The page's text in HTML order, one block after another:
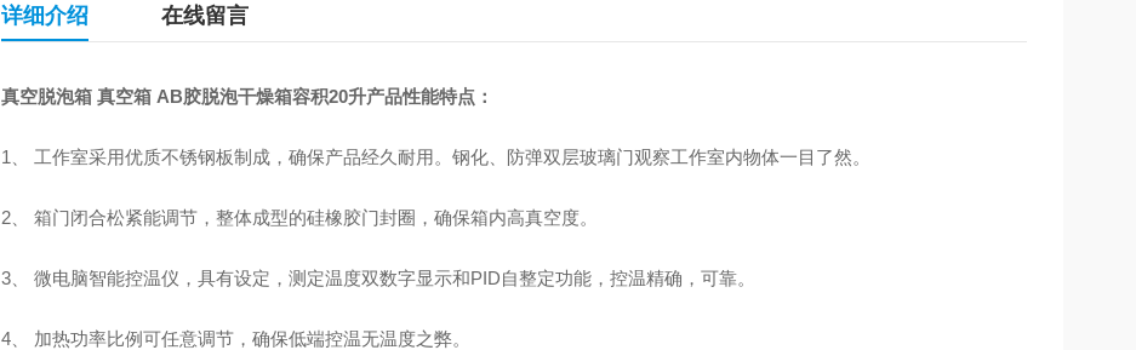
详细介绍 在线留言
真空脱泡箱 真空箱 AB胶脱泡干燥箱容积20升产品性能特点：
1、 工作室采用优质不锈钢板制成，确保产品经久耐用。钢化、防弹双层玻璃门观察工作室内物体一目了然。
2、 箱门闭合松紧能调节，整体成型的硅橡胶门封圈，确保箱内高真空度。
3、 微电脑智能控温仪，具有设定，测定温度双数字显示和PID自整定功能，控温精确，可靠。
4、 加热功率比例可任意调节，确保低端控温无温度之弊。